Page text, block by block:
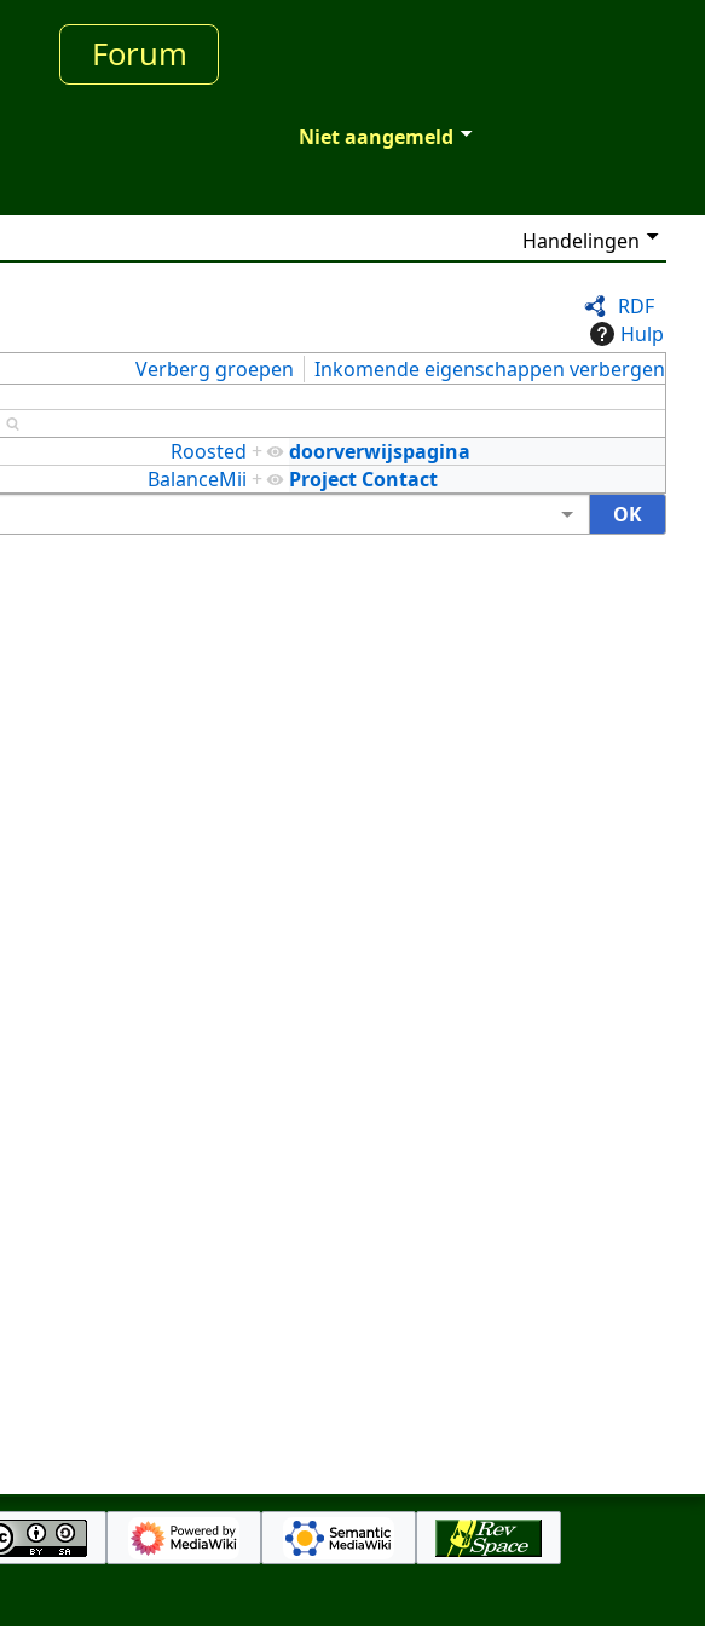
Forum
Niet aangemeld
Handelingen
RDF
Hulp
Verberg groepen
Inkomende eigenschappen verbergen
doorverwijspagina
Roosted +
Project Contact
BalanceMii +